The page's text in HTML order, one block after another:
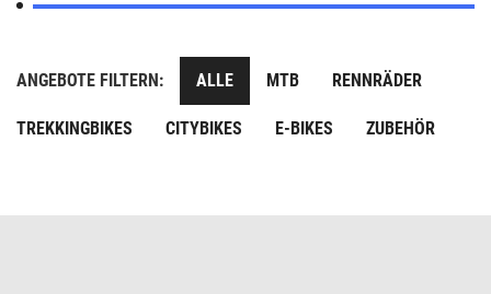
ANGEBOTE FILTERN: ALLE MTB RENNRÄDER
TREKKINGBIKES CITYBIKES E-BIKES ZUBEHÖR